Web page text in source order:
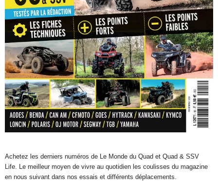
Achetez les derniers numéros de Le Monde du Quad et Quad & SSV
Life. Le meilleur moyen de vivre au quotidien les coulisses du magazine
en nous suivant dans nos essais et différents déplacements.